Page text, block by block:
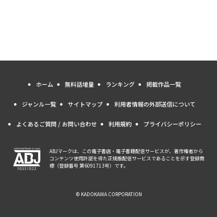
ホーム 無料話増量 ランキング 掲載作品一覧
ジャンル一覧 サイトマップ 利用者情報の外部送信について
よくあるご質問 / お問い合わせ 利用規約 プライバシーポリシー
ABJマークは、この電子書店・電子書籍配信サービスが、著作権者から
コンテンツ使用許諾を得た正規版配信サービスであることを示す登録商
標（登録番号 第6091713号）です。
© KADOKAWA CORPORATION